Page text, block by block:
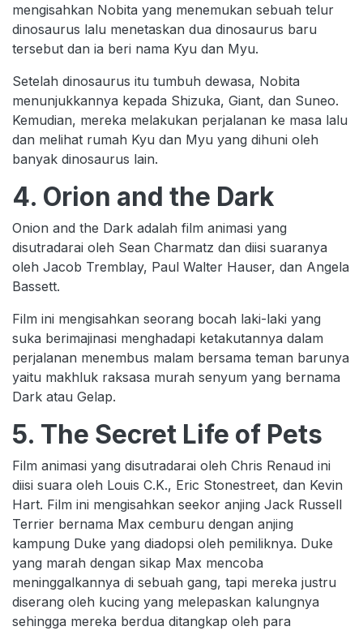
mengisahkan Nobita yang menemukan sebuah telur
dinosaurus lalu menetaskan dua dinosaurus baru
tersebut dan ia beri nama Kyu dan Myu.
Setelah dinosaurus itu tumbuh dewasa, Nobita
menunjukkannya kepada Shizuka, Giant, dan Suneo.
Kemudian, mereka melakukan perjalanan ke masa lalu
dan melihat rumah Kyu dan Myu yang dihuni oleh
banyak dinosaurus lain.
4. Orion and the Dark
Onion and the Dark adalah film animasi yang
disutradarai oleh Sean Charmatz dan diisi suaranya
oleh Jacob Tremblay, Paul Walter Hauser, dan Angela
Bassett.
Film ini mengisahkan seorang bocah laki-laki yang
suka berimajinasi menghadapi ketakutannya dalam
perjalanan menembus malam bersama teman barunya
yaitu makhluk raksasa murah senyum yang bernama
Dark atau Gelap.
5. The Secret Life of Pets
Film animasi yang disutradarai oleh Chris Renaud ini
diisi suara oleh Louis C.K., Eric Stonestreet, dan Kevin
Hart. Film ini mengisahkan seekor anjing Jack Russell
Terrier bernama Max cemburu dengan anjing
kampung Duke yang diadopsi oleh pemiliknya. Duke
yang marah dengan sikap Max mencoba
meninggalkannya di sebuah gang, tapi mereka justru
diserang oleh kucing yang melepaskan kalungnya
sehingga mereka berdua ditangkap oleh para